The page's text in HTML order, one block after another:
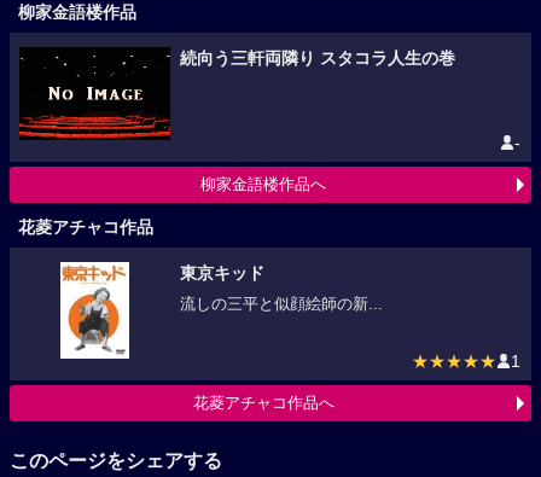
柳家金語楼作品
続向う三軒両隣り スタコラ人生の巻
-
柳家金語楼作品へ
花菱アチャコ作品
東京キッド
流しの三平と似顔絵師の新...
★★★★★ 1
花菱アチャコ作品へ
このページをシェアする